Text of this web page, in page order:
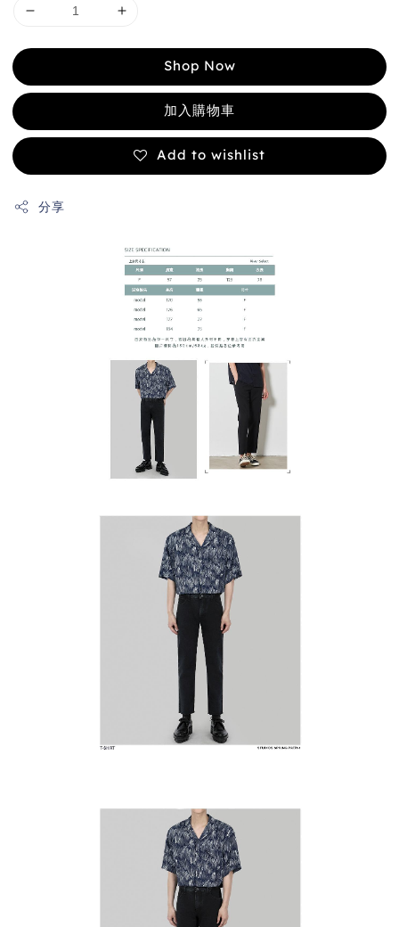
Shop Now
加入購物車
Add to wishlist
分享